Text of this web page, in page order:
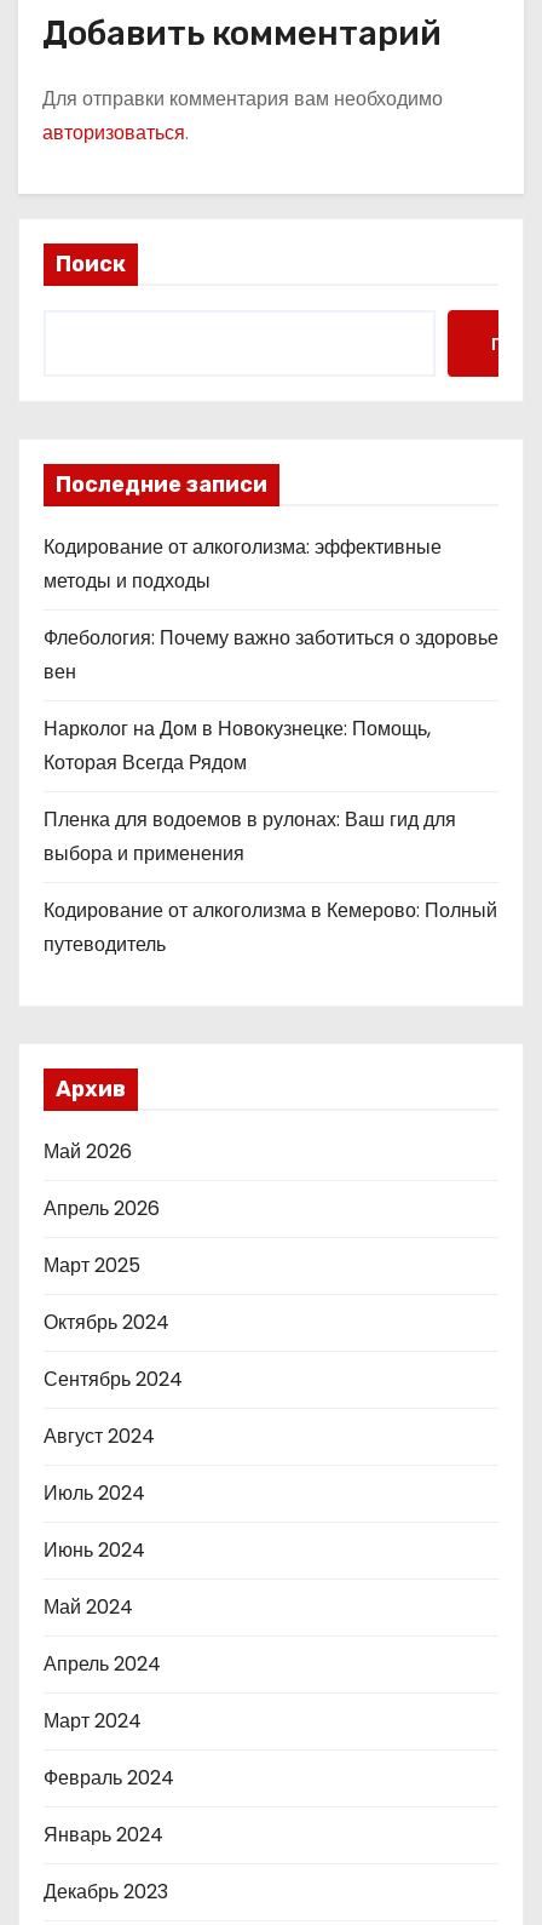
Добавить комментарий
Для отправки комментария вам необходимо
авторизоваться.
Поиск
Поиск
Последние записи
Кодирование от алкоголизма: эффективные
методы и подходы
Флебология: Почему важно заботиться о здоровье
вен
Нарколог на Дом в Новокузнецке: Помощь,
Которая Всегда Рядом
Пленка для водоемов в рулонах: Ваш гид для
выбора и применения
Кодирование от алкоголизма в Кемерово: Полный
путеводитель
Архив
Май 2026
Апрель 2026
Март 2025
Октябрь 2024
Сентябрь 2024
Август 2024
Июль 2024
Июнь 2024
Май 2024
Апрель 2024
Март 2024
Февраль 2024
Январь 2024
Декабрь 2023